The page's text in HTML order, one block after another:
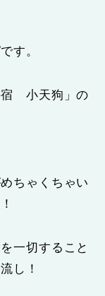
す。
宿 小天狗」の
ちゃくちゃい
一切すること
し！